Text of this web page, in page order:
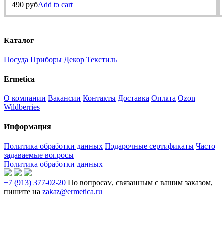
490 рубAdd to cart
Каталог
Посуда Приборы Декор Текстиль
Ermetica
О компании Вакансии Контакты Доставка Оплата Ozon
Wildberries
Информация
Политика обработки данных Подарочные сертификаты Часто
задаваемые вопросы
Политика обработки данных
+7 (913) 377-02-20 По вопросам, связанным с вашим заказом,
пишите на zakaz@ermetica.ru